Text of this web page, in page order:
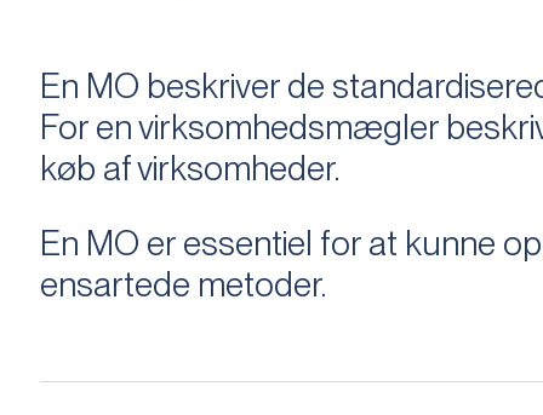
En MO beskriver de
For en virksomhedsmægler
køb af virksomheder.
En MO er essentiel for at kunne
ensartede metoder.